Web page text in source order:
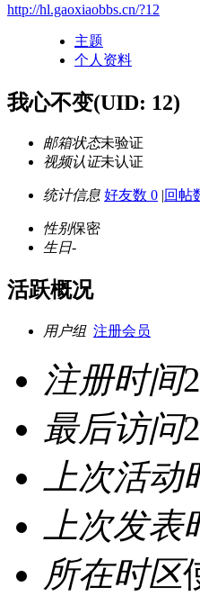
http://hl.gaoxiaobbs.cn/?12
主题
个人资料
我心不变(UID: 12)
邮箱状态未验证
视频认证未认证
统计信息 好友数 0 |回帖
性别保密
生日-
活跃概况
用户组 注册会员
注册时间
最后访问
上次活动
上次发表
所在时区